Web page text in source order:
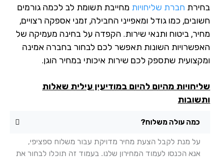
חברת שליחויותמחייבת תשומת לב לכמה גורמים
כמו גודל ומאפייני החבילה, זמני אספקה רצויים,
ביטוח ותנאי שירות. הקפדה על בחינה מעמיקה של
השונות תאפשר לכם לבחור בחברה אמינה
שתספק לכם שירות איכותי במחיר הוגן.
מהיום להיום במודיעין עילית שאלות
כמה עולה משלוח?
על מנת לקבל הצעת מחיר מדויקת עבור משלוח ספציפי,
אנא הכנסו לעמוד המחירון שלנו. בעמוד זה תוכלו לבחור את